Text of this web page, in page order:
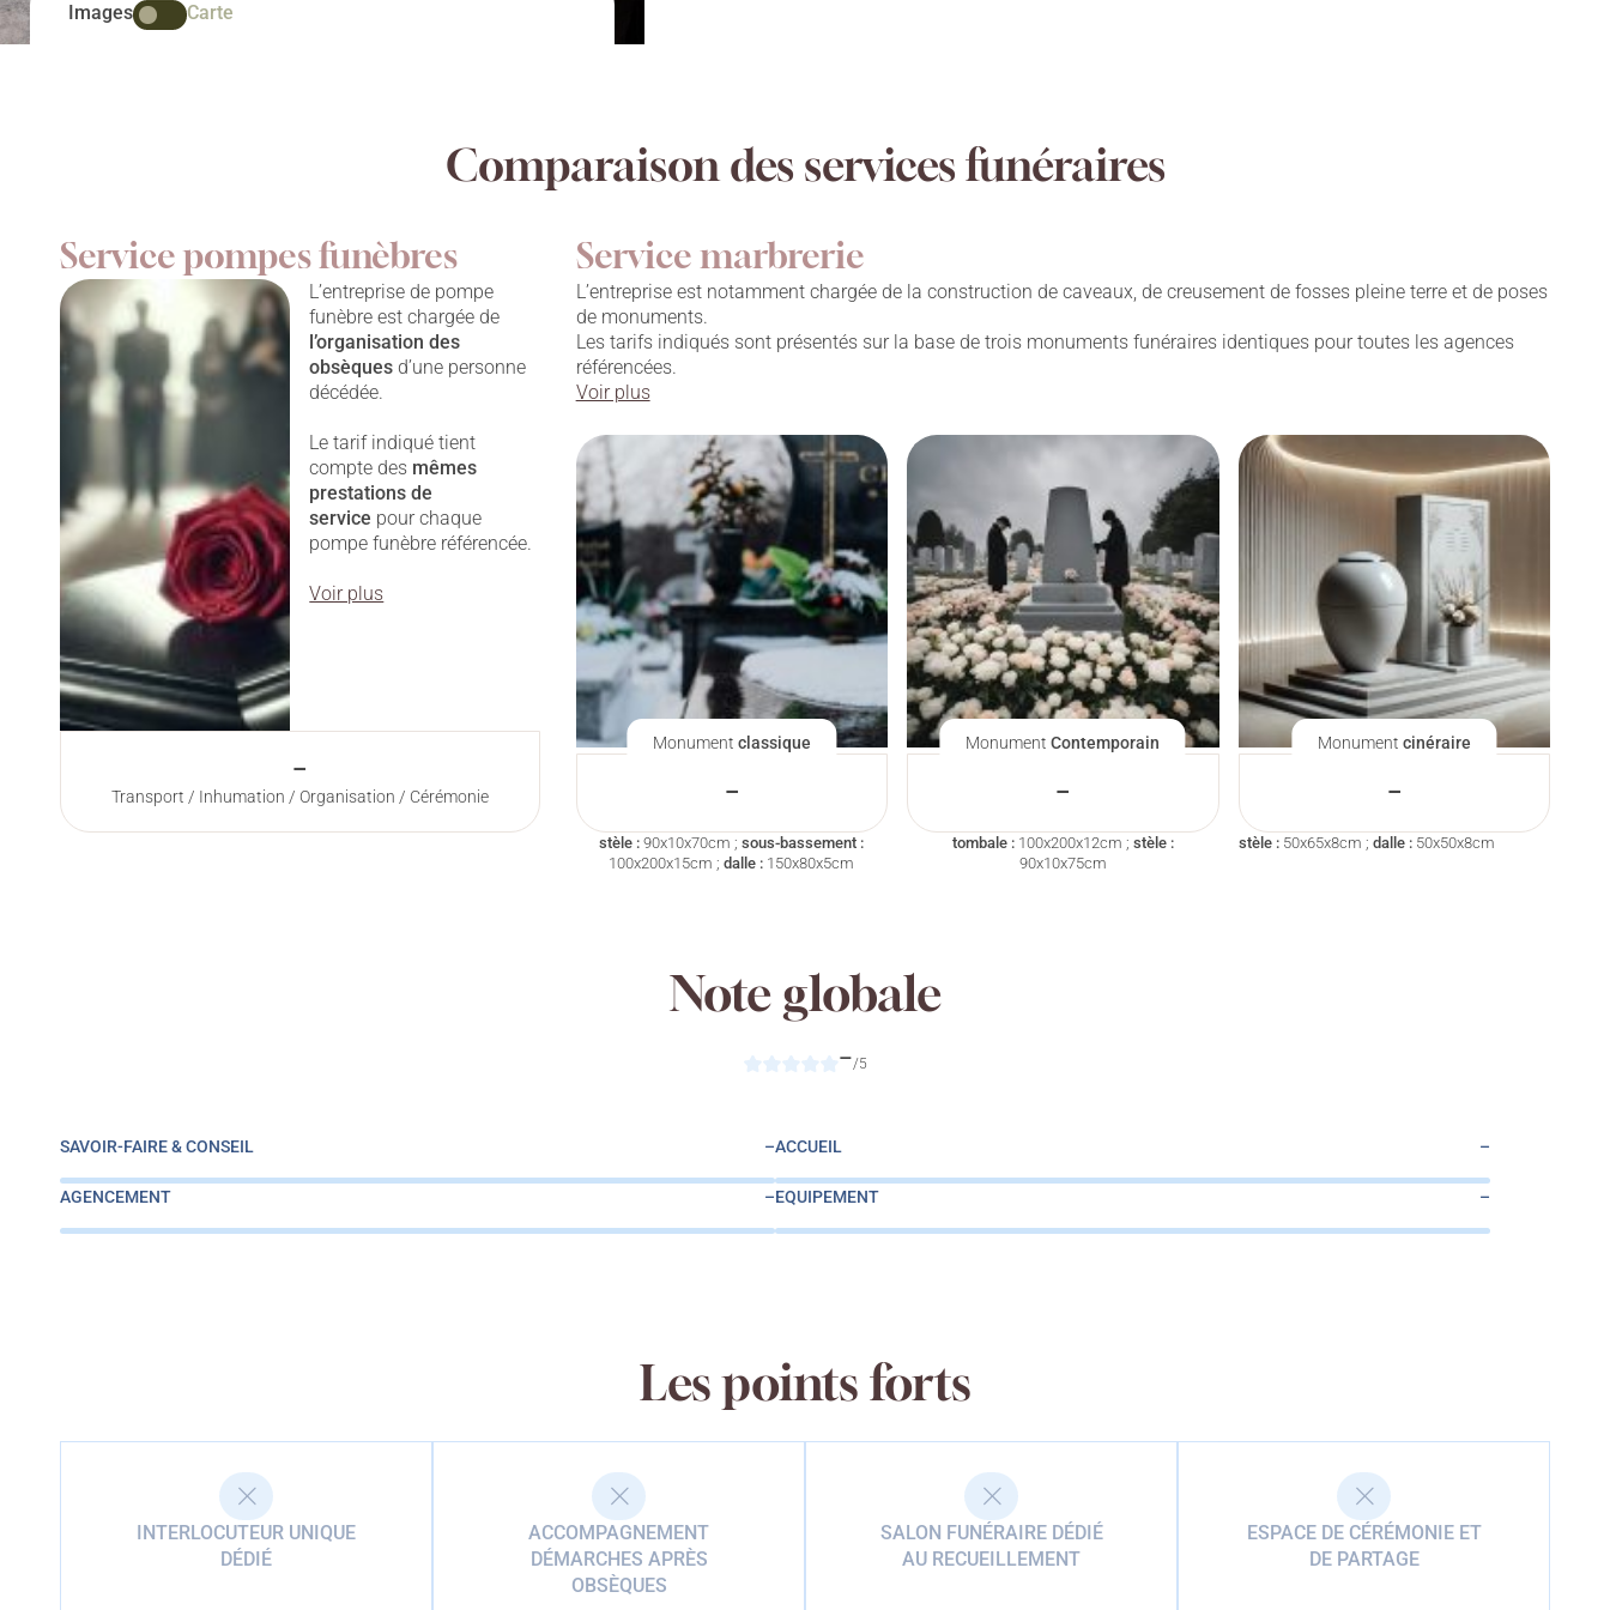
Images Carte
Comparaison des services funéraires
Service pompes funèbres
L’entreprise de pompe
funèbre est chargée de
l’organisation des
obsèques d’une personne
décédée.
Le tarif indiqué tient
compte des mêmes
prestationsde
service pour chaque
pompe funèbre référencée.
Voir plus
–
Transport / Inhumation / Organisation / Cérémonie
Service marbrerie
L’entreprise est notamment chargée de la construction de caveaux, de creusement de fosses pleine terre et de poses
de monuments.
Les tarifs indiqués sont présentés sur la base de trois monuments funéraires identiques pour toutes les agences
référencées.
Voir plus
Monument classique
–
stèle : 90x10x70cm ;sous-bassement :
100x200x15cm ;dalle : 150x80x5cm
MonumentContemporain
–
tombale :100x200x12cm ; stèle :
90x10x75cm
Monument cinéraire
–
stèle :50x65x8cm ; dalle :50x50x8cm
Note globale
–/5
SAVOIR-FAIRE & CONSEIL –ACCUEIL –
AGENCEMENT –EQUIPEMENT –
Les points forts
INTERLOCUTEUR UNIQUE
DÉDIÉ
ACCOMPAGNEMENT
DÉMARCHES APRÈS
OBSÈQUES
SALON FUNÉRAIRE DÉDIÉ
AU RECUEILLEMENT
ESPACE DE CÉRÉMONIE ET
DE PARTAGE